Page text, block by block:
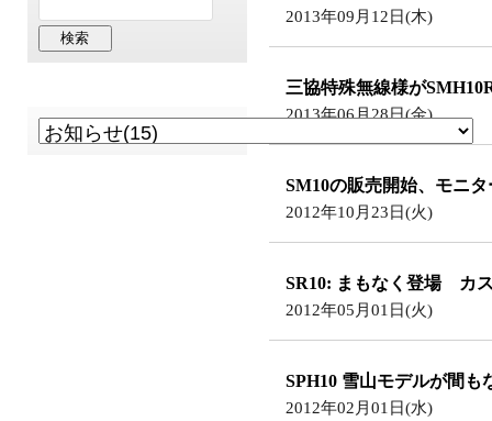
2013年09月12日(木)
三協特殊無線様が
2013年06月28日(金)
SM10の販売開始、モニ
2012年10月23日(火)
SR10: まもなく登場 カ
2012年05月01日(火)
SPH10 雪山モデルが間も
2012年02月01日(水)